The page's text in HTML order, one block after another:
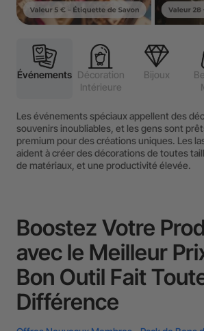
Événements Décoration
Intérieure
Bijoux
Les événements spéciaux appellent des
souvenirs inoubliables, et les gens sont
premium pour des créations uniques. Les
aident à créer des décorations de toutes
de matériaux, et une productivité élevée.
Boostez Votre
avec le Meilleur
Bon Outil Fait
Différence